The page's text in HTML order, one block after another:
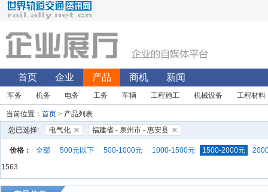
首页 企业 产品 商机 新闻
车务 机务 电务 工务 车辆 工程施工 机械设备 工程材料
当前位置： 首页 > 产品列表
您已选择:
电气化 福建省 - 泉州市 - 惠安县
价格： 全部 500元以下 500-1000元 1000-1500元 1500-2000元
1563